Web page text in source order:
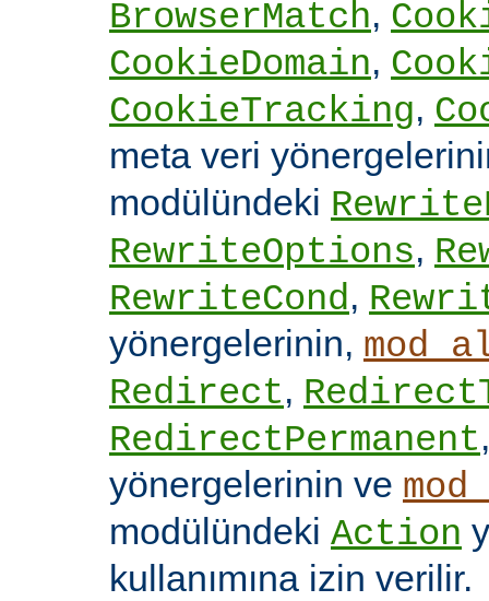
BrowserMatch,
CookieDomain,
CookieTracking,
meta veri
modülündeki
RewriteOptions,
RewriteCond,
yönergelerinin,
Redirect,
RedirectPermanent
yönergelerinin ve
modülündeki Action
kullanımına izin verilir.